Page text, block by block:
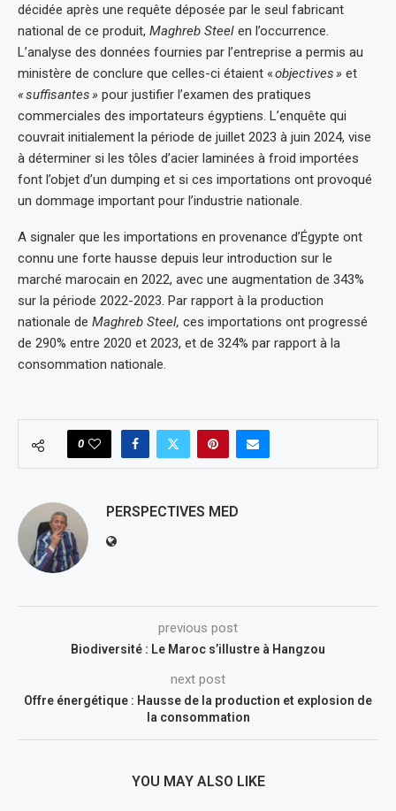
décidée après une requête déposée par le seul fabricant
national de ce produit, Maghreb Steel en l’occurrence.
L’analyse des données fournies par l’entreprise a permis au
ministère de conclure que celles-ci étaient «objectives» et
«suffisantes» pour justifier l’examen des pratiques
commerciales des importateurs égyptiens. L’enquête qui
couvrait initialement la période de juillet 2023 à juin 2024, vise
à déterminer si les tôles d’acier laminées à froid importées
font l’objet d’un dumping et si ces importations ont provoqué
un dommage important pour l’industrie nationale.
A signaler que les importations en provenance d’Égypte ont
connu une forte hausse depuis leur introduction sur le
marché marocain en 2022, avec une augmentation de 343%
sur la période 2022-2023. Par rapport à la production
nationale de Maghreb Steel, ces importations ont progressé
de 290% entre 2020 et 2023, et de 324% par rapport à la
consommation nationale.
0
PERSPECTIVES MED
previous post
Biodiversité : Le Maroc s’illustre à Hangzou
next post
Offre énergétique : Hausse de la production et explosion de
la consommation
YOU MAY ALSO LIKE